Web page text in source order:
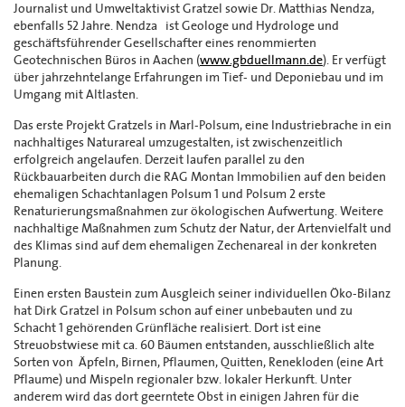
Journalist und Umweltaktivist Gratzel sowie Dr. Matthias Nendza,
ebenfalls 52 Jahre. Nendza ist Geologe und Hydrologe und
geschäftsführender Gesellschafter eines renommierten
Geotechnischen Büros in Aachen (www.gbduellmann.de). Er verfügt
über jahrzehntelange Erfahrungen im Tief- und Deponiebau und im
Umgang mit Altlasten.
Das erste Projekt Gratzels in Marl-Polsum, eine Industriebrache in ein
nachhaltiges Naturareal umzugestalten, ist zwischenzeitlich
erfolgreich angelaufen. Derzeit laufen parallel zu den
Rückbauarbeiten durch die RAG Montan Immobilien auf den beiden
ehemaligen Schachtanlagen Polsum 1 und Polsum 2 erste
Renaturierungsmaßnahmen zur ökologischen Aufwertung. Weitere
nachhaltige Maßnahmen zum Schutz der Natur, der Artenvielfalt und
des Klimas sind auf dem ehemaligen Zechenareal in der konkreten
Planung.
Einen ersten Baustein zum Ausgleich seiner individuellen Öko-Bilanz
hat Dirk Gratzel in Polsum schon auf einer unbebauten und zu
Schacht 1 gehörenden Grünfläche realisiert. Dort ist eine
Streuobstwiese mit ca. 60 Bäumen entstanden, ausschließlich alte
Sorten von Äpfeln, Birnen, Pflaumen, Quitten, Renekloden (eine Art
Pflaume) und Mispeln regionaler bzw. lokaler Herkunft. Unter
anderem wird das dort geerntete Obst in einigen Jahren für die